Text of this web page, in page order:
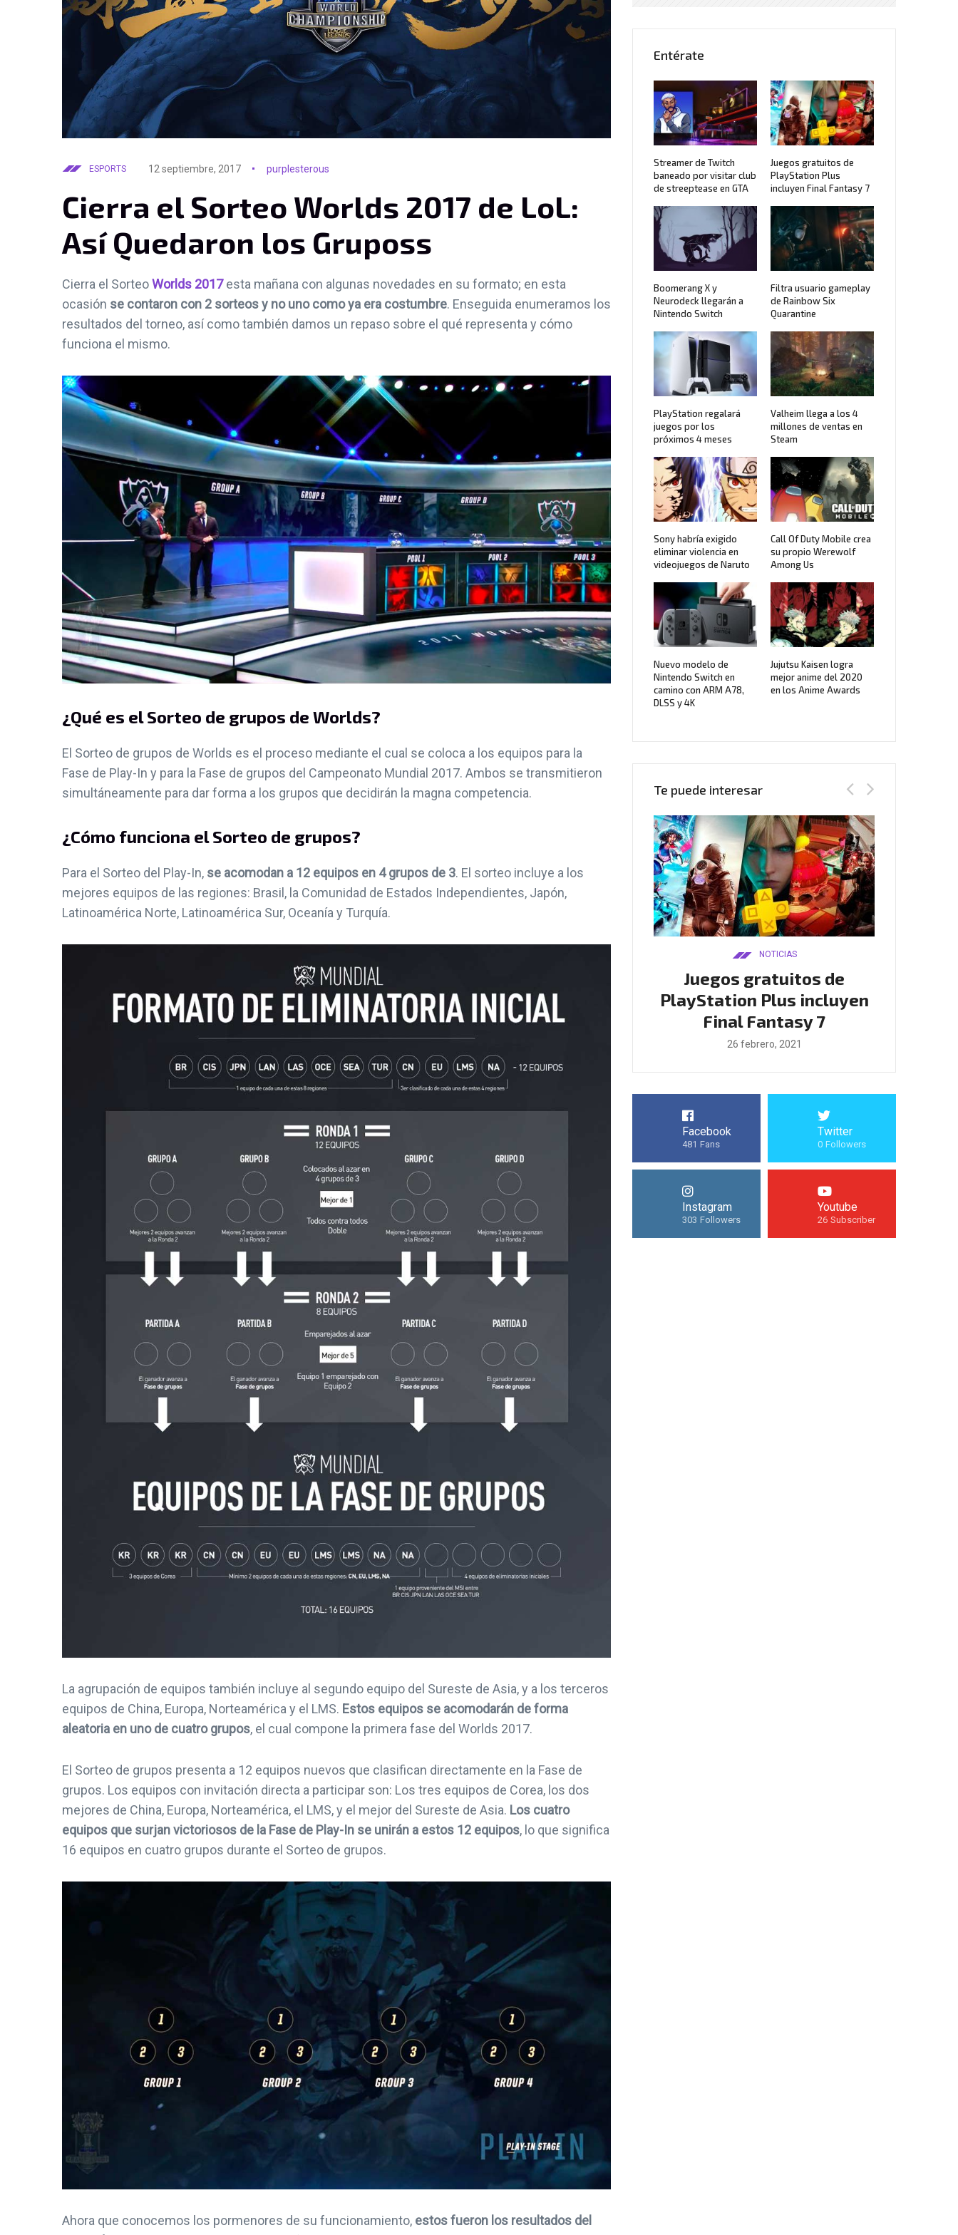
ESPORTS 12 septiembre, 2017 purplesterous
Cierra el Sorteo Worlds 2017 de LoL:
Así Quedaron los Gruposs
Cierra el SorteoWorlds 2017esta mañana con algunas novedades en su formato; en esta
ocasión se contaron con 2 sorteos y no uno como ya era costumbre. Enseguida enumeramos los
resultados del torneo, así como también damos un repaso sobre el qué representa y cómo
funciona el mismo.
¿Qué es el Sorteo de grupos de Worlds?
El Sorteo de grupos de Worlds es el proceso mediante el cual se coloca a los equipos para la
Fase de Play-In y para la Fase de grupos del Campeonato Mundial 2017. Ambos se transmitieron
simultáneamente para dar forma a los grupos que decidirán la magna competencia.
¿Cómo funciona el Sorteo de grupos?
Para el Sorteo del Play-In, se acomodan a 12 equipos en 4 grupos de 3. El sorteo incluye a los
mejores equipos de las regiones: Brasil, la Comunidad de Estados Independientes, Japón,
Latinoamérica Norte, Latinoamérica Sur, Oceanía y Turquía.
La agrupación de equipos también incluye al segundo equipo del Sureste de Asia, y a los terceros
equipos de China, Europa, Norteamérica y el LMS. Estos equipos se acomodarán de forma
aleatoria en uno de cuatro grupos, el cual compone la primera fase del Worlds 2017.
El Sorteo de grupos presenta a 12 equipos nuevos que clasifican directamente en la Fase de
grupos. Los equipos con invitación directa a participar son: Los tres equipos de Corea, los dos
mejores de China, Europa, Norteamérica, el LMS, y el mejor del Sureste de Asia. Los cuatro
equipos que surjan victoriosos de la Fase de Play-In se unirán a estos 12 equipos, lo que significa
16 equipos en cuatro grupos durante el Sorteo de grupos.
Ahora que conocemos los pormenores de su funcionamiento, estos fueron los resultados del
Entérate
Streamer de Twitch
baneado por visitar club
de streeptease en GTA
Juegos gratuitos de
PlayStation Plus
incluyen Final Fantasy 7
Boomerang X y
Neurodeck llegarán a
Nintendo Switch
Filtra usuario gameplay
de Rainbow Six
Quarantine
PlayStation regalará
juegos por los
próximos 4 meses
Valheim llega a los 4
millones de ventas en
Steam
Sony habría exigido
eliminar violencia en
videojuegos de Naruto
Call Of Duty Mobile crea
su propio Werewolf
Among Us
Nuevo modelo de
Nintendo Switch en
camino con ARM A78,
DLSS y 4K
Jujutsu Kaisen logra
mejor anime del 2020
en los Anime Awards
Te puede interesar
Kimi No Na wa En
Ganancias Globales
Sony Enfrenta Demanda
Colectiva Por El Drift De
Los DualSense
baneado por visitar club de
streeptease en GTA
NOTICIAS
Juegos gratuitos de
PlayStation Plus incluyen
Final Fantasy 7
26 febrero, 2021
Facebook
481 Fans
Twitter
0 Followers
Instagram
303 Followers
Youtube
26 Subscriber